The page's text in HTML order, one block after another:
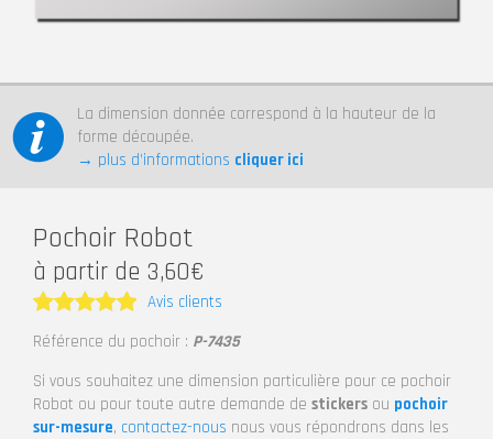
La dimension donnée correspond à la hauteur de la
forme découpée.
→ plus d’informations cliquer ici
Pochoir Robot
à partir de 3,60€
Note5
Avis clients
Référence du pochoir : P-7435
Si vous souhaitez une dimension particulière pour ce pochoir
Robot ou pour toute autre demande de stickers ou pochoir
sur-mesure, contactez-nous nous vous répondrons dans les